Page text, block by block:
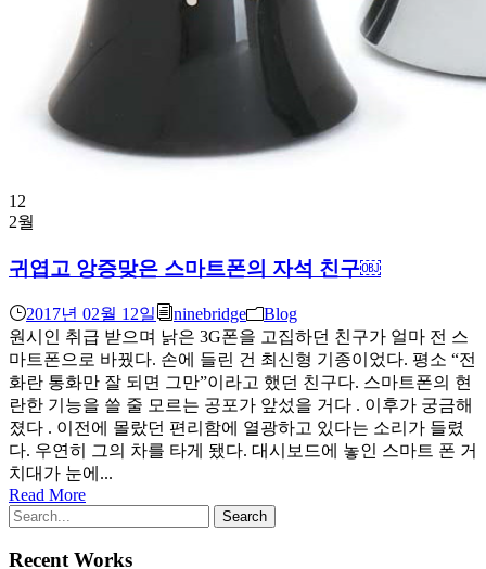
12
2월
귀엽고 앙증맞은 스마트폰의 자석 친구￼
2017년 02월 12일 ninebridge
Blog
원시인 취급 받으며 낡은 3G폰을 고집하던 친구가 얼마 전 스
마트폰으로 바꿨다. 손에 들린 건 최신형 기종이었다. 평소 “전
화란 통화만 잘 되면 그만”이라고 했던 친구다. 스마트폰의 현
란한 기능을 쓸 줄 모르는 공포가 앞섰을 거다 . 이후가 궁금해
졌다 . 이전에 몰랐던 편리함에 열광하고 있다는 소리가 들렸
다. 우연히 그의 차를 타게 됐다. 대시보드에 놓인 스마트 폰 거
치대가 눈에...
Read More
Recent Works